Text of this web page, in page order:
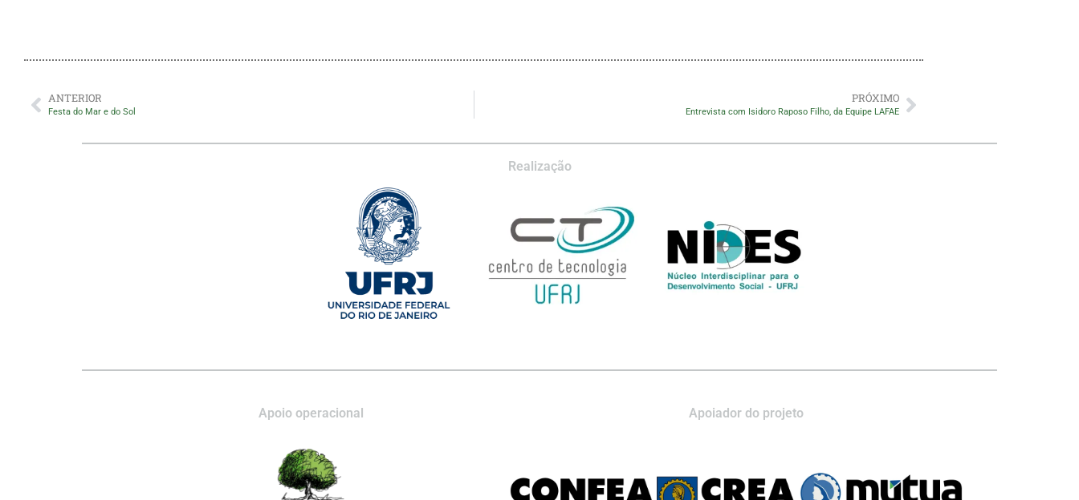
ANTERIOR
Festa do Mar e do Sol
PRÓXIMO
Entrevista com Isidoro Raposo Filho, da Equipe LAFAE
Realização
Apoio operacional Apoiador do projeto